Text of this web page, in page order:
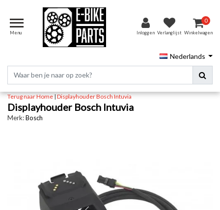
Menu Inloggen Verlanglijst
0
Winkelwagen
Nederlands
Terug naar Home|Displayhouder Bosch Intuvia
Displayhouder Bosch Intuvia
Merk:Bosch